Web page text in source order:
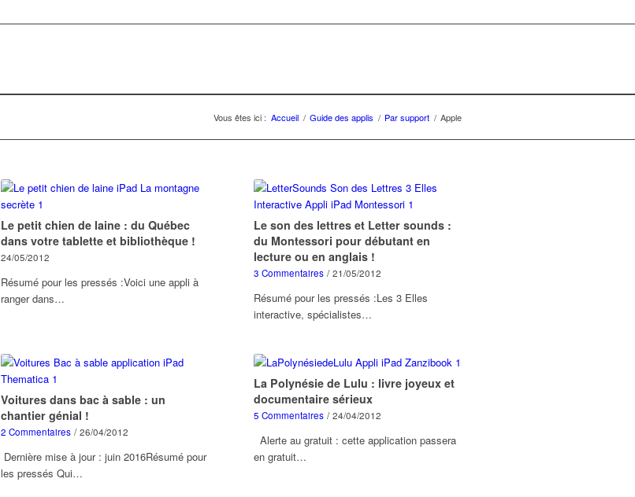
Vous êtes ici : Accueil / Guide des applis / Par support / Apple
Le petit chien de laine : du Québec
dans votre tablette et bibliothèque !
24/05/2012
Résumé pour les pressés :Voici une appli à
ranger dans…
Le son des lettres et Letter sounds :
du Montessori pour débutant en
lecture ou en anglais !
3 Commentaires / 21/05/2012
Résumé pour les pressés :Les 3 Elles
interactive, spécialistes…
Voitures dans bac à sable : un
chantier génial !
2 Commentaires / 26/04/2012
Dernière mise à jour : juin 2016Résumé pour
les pressés Qui…
La Polynésie de Lulu : livre joyeux et
documentaire sérieux
5 Commentaires / 24/04/2012
Alerte au gratuit : cette application passera
en gratuit…